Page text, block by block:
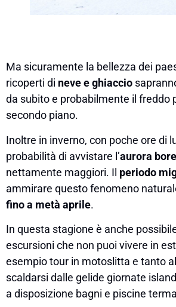
Ma sicuramente la bellezza dei
ricoperti di neve e ghiaccio
da subito e probabilmente il freddo
secondo piano.
Inoltre in inverno, con poche ore di
probabilità di avvistare l’aurora
nettamente maggiori. Il periodo
ammirare questo fenomeno
fino a metà aprile.
In questa stagione è anche
escursioni che non puoi vivere in
esempio tour in motoslitta e tanto
scaldarsi dalle gelide giornate
a disposizione bagni e piscine